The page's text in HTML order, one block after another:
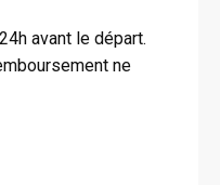
avant le départ.
ne